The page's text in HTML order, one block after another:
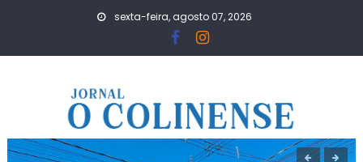
sexta-feira, agosto 07, 2026